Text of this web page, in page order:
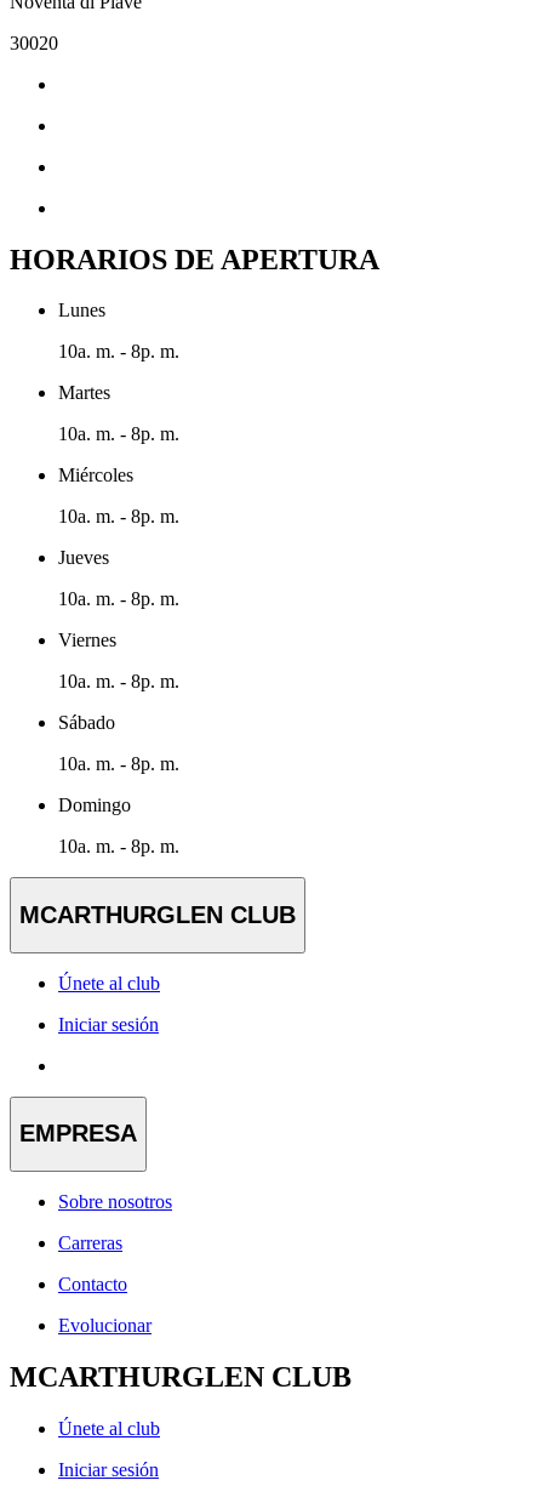
30020
HORARIOS DE APERTURA
Lunes
10a. m. - 8p. m.
Martes
10a. m. - 8p. m.
Miércoles
10a. m. - 8p. m.
Jueves
10a. m. - 8p. m.
Viernes
10a. m. - 8p. m.
Sábado
10a. m. - 8p. m.
Domingo
10a. m. - 8p. m.
MCARTHURGLEN CLUB
Únete al club
Iniciar sesión
EMPRESA
Sobre nosotros
Carreras
Contacto
Evolucionar
MCARTHURGLEN CLUB
Únete al club
Iniciar sesión